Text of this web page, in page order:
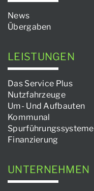
News
Übergaben
LEISTUNGEN
Das Service Plus
Nutzfahrzeuge
Um- Und Aufbauten
Kommunal
Spurführungssysteme
Finanzierung
UNTERNEHMEN